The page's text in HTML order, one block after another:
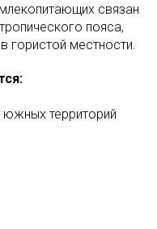
связан
пояса,
гористой местности.
южных территорий